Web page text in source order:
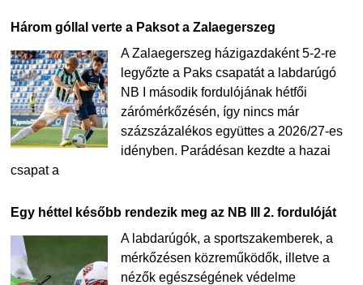
Három góllal verte a Paksot a Zalaegerszeg
A Zalaegerszeg házigazdaként 5-2-re
legyőzte a Paks csapatát a labdarúgó
NB I második fordulójának hétfői
zárómérkőzésén, így nincs már
százszázalékos együttes a 2026/27-es
idényben. Parádésan kezdte a hazai
csapat a
Egy héttel később rendezik meg az NB III 2. fordulóját
A labdarúgók, a sportszakemberek, a
mérkőzésen közreműködők, illetve a
nézők egészségének védelme